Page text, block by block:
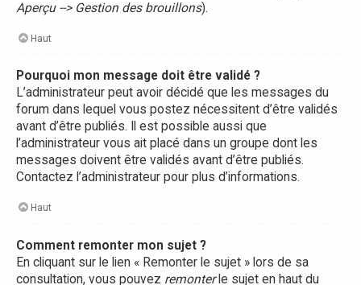
Aperçu --> Gestion des brouillons).
Haut
Pourquoi mon message doit être validé ?
L’administrateur peut avoir décidé que les messages du
forum dans lequel vous postez nécessitent d’être validés
avant d’être publiés. Il est possible aussi que
l’administrateur vous ait placé dans un groupe dont les
messages doivent être validés avant d’être publiés.
Contactez l’administrateur pour plus d’informations.
Haut
Comment remonter mon sujet ?
En cliquant sur le lien « Remonter le sujet » lors de sa
consultation, vous pouvez remonterle sujet en haut du